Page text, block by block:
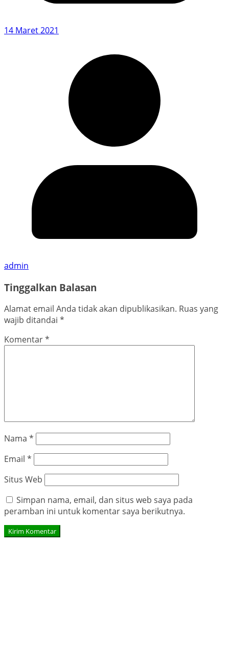
14 Maret 2021
admin
Tinggalkan Balasan
Alamat email Anda tidak akan dipublikasikan. Ruas yang
wajib ditandai *
Komentar*
Nama *
Email *
Situs Web
Simpan nama, email, dan situs web saya pada
peramban ini untuk komentar saya berikutnya.